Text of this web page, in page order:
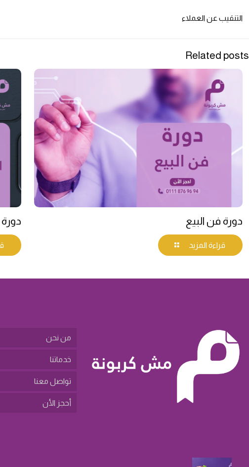
التنقيب عن العملاء
Related posts
دورة فن البيع
قراءة المزيد
دورة
من نحن
خدماتنا
تواصل معنا
أحجز الأن